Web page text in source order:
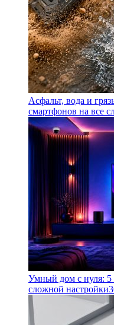
Асфальт, вода и
смартфонов на все
Умный дом с нуля: 5
сложной настройки